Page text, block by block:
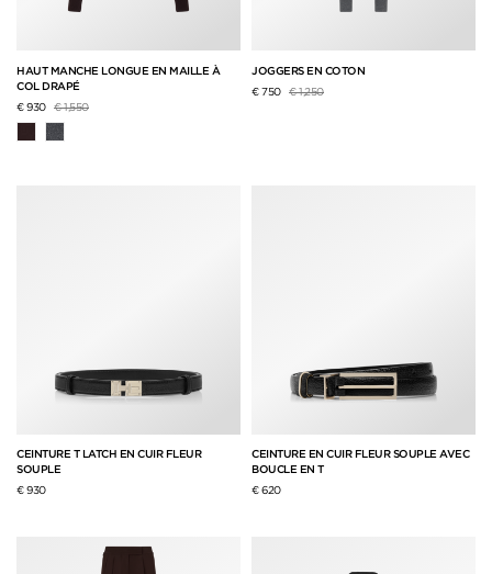
HAUT MANCHE LONGUE EN MAILLE À
COL DRAPÉ
€ 930 Prix réduit de
€ 1,550à
JOGGERS EN COTON
€ 750 Prix réduit de
€ 1,250à
CEINTURE T LATCH EN CUIR FLEUR
SOUPLE
€ 930
CEINTURE EN CUIR FLEUR SOUPLE AVEC
BOUCLE EN T
€ 620